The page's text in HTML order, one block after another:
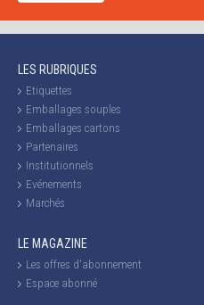
LES RUBRIQUES
Etiquettes
Emballages souples
Emballages cartons
Partenaires
Institutionnels
Evénements
Marchés
LE MAGAZINE
Les offres d'abonnement
Espace abonné